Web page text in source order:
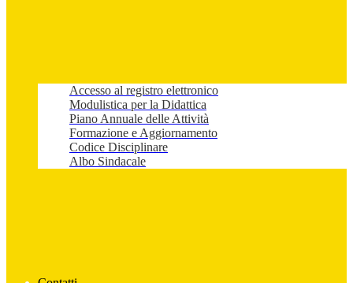
Accesso al registro elettronico
Modulistica per la Didattica
Piano Annuale delle Attività
Formazione e Aggiornamento
Codice Disciplinare
Albo Sindacale